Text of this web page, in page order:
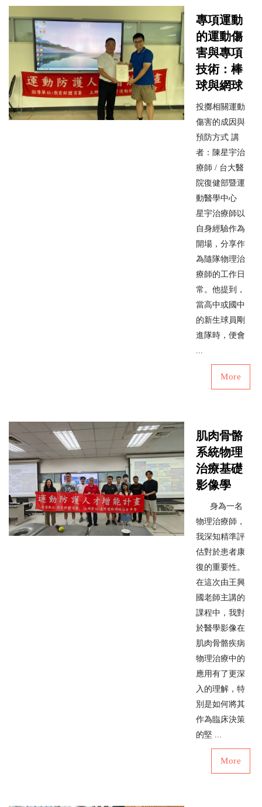
專項運動
的運動傷
害與專項
技術：棒
球與網球
投擲相關運動
傷害的成因與
預防方式 講
者：陳星宇治
療師 / 台大醫
院復健部暨運
動醫學中心
星宇治療師以
自身經驗作為
開場，分享作
為隨隊物理治
療師的工作日
常。他提到，
當高中或國中
的新生球員剛
進隊時，便會
...
More
肌肉骨骼
系統物理
治療基礎
影像學
身為一名
物理治療師，
我深知精準評
估對於患者康
復的重要性。
在這次由王興
國老師主講的
課程中，我對
於醫學影像在
肌肉骨骼疾病
物理治療中的
應用有了更深
入的理解，特
別是如何將其
作為臨床決策
的堅 ...
More